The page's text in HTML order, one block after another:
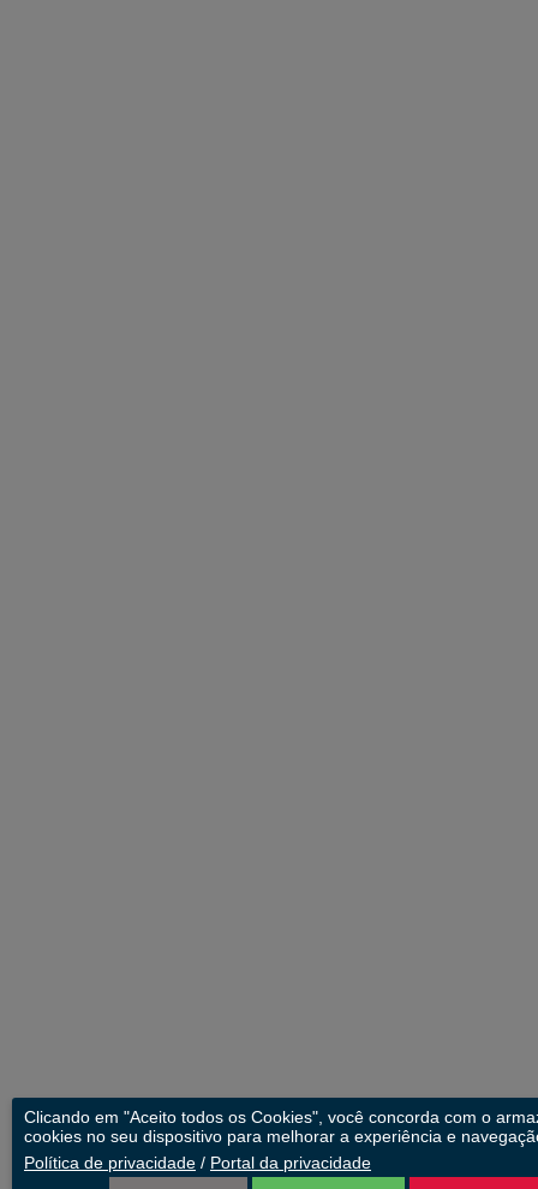
Clicando em "Aceito todos os Cookies", você concorda com o
cookies no seu dispositivo para melhorar a experiência e
Política de privacidade / Portal da privacidade